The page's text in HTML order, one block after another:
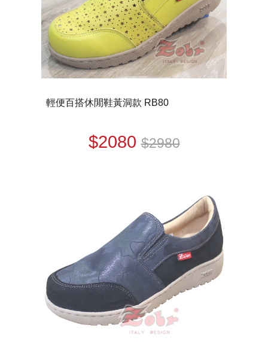
輕便百搭休閒鞋黃洞款 RB80
$2080$2980